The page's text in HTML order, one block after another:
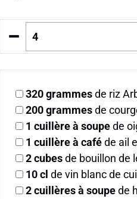
–
320grammesde riz
200grammesde
1 cuillère à soupede
1 cuillère à caféde ail
2cubesde bouillon de
10cl de vin blanc de
2cuillères à soupede